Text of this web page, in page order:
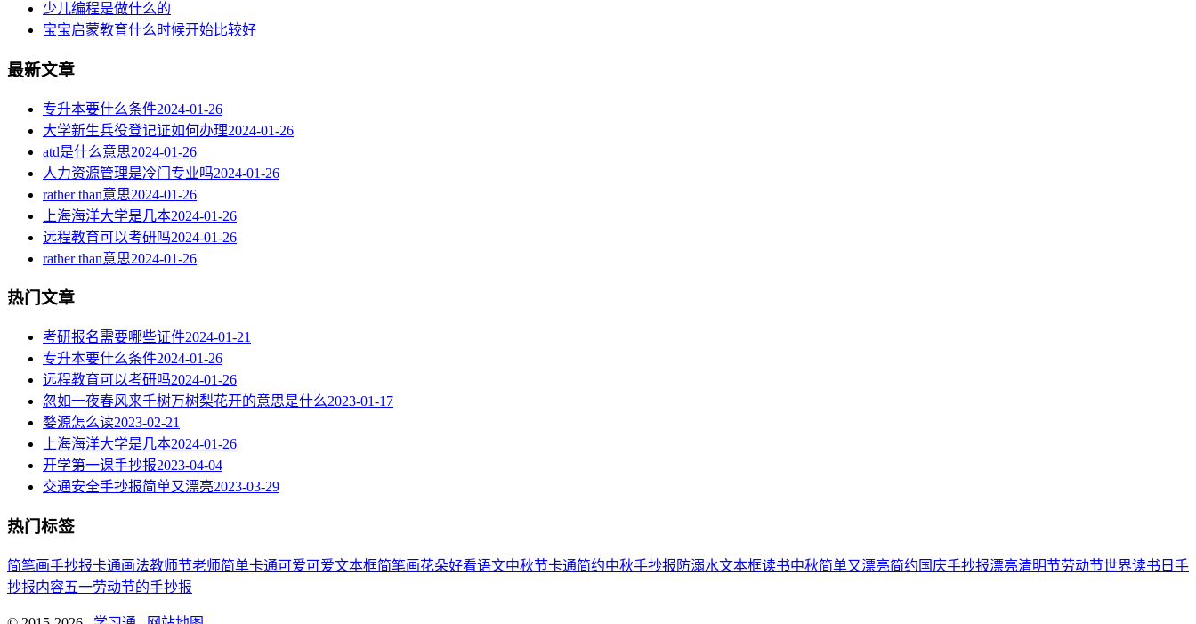
少儿编程是做什么的
宝宝启蒙教育什么时候开始比较好
最新文章
专升本要什么条件2024-01-26
大学新生兵役登记证如何办理2024-01-26
atd是什么意思2024-01-26
人力资源管理是冷门专业吗2024-01-26
rather than意思2024-01-26
上海海洋大学是几本2024-01-26
远程教育可以考研吗2024-01-26
rather than意思2024-01-26
热门文章
考研报名需要哪些证件2024-01-21
专升本要什么条件2024-01-26
远程教育可以考研吗2024-01-26
忽如一夜春风来千树万树梨花开的意思是什么2023-01-17
婺源怎么读2023-02-21
上海海洋大学是几本2024-01-26
开学第一课手抄报2023-04-04
交通安全手抄报简单又漂亮2023-03-29
热门标签
简笔画手抄报卡通画法教师节老师简单卡通可爱可爱文本框简笔画花朵好看语文中秋节卡通简约中秋手抄报 防溺水文本框读书中秋简单又漂亮简约 国庆手抄报漂亮清明节劳动节世界读书日 手
抄报内容五一劳动节的手抄报